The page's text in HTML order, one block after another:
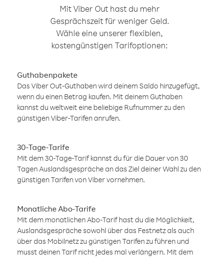
Mit Viber Out hast du mehr
Gesprächszeit für weniger Geld.
Wähle eine unserer flexiblen,
kostengünstigen Tarifoptionen:
Guthabenpakete
Das Viber Out-Guthaben wird deinem Saldo hinzugefügt,
wenn du einen Betrag kaufen. Mit deinem Guthaben
kannst du weltweit eine beliebige Rufnummer zu den
günstigen Viber-Tarifen anrufen.
30-Tage-Tarife
Mit dem 30-Tage-Tarif kannst du für die Dauer von 30
Tagen Auslandsgespräche an das Ziel deiner Wahl zu den
günstigen Tarifen von Viber vornehmen.
Monatliche Abo-Tarife
Mit dem monatlichen Abo-Tarif hast du die Möglichkeit,
Auslandsgespräche sowohl über das Festnetz als auch
über das Mobilnetz zu günstigen Tarifen zu führen und
musst deinen Tarif nicht jedes mal verlängern. Mit dem